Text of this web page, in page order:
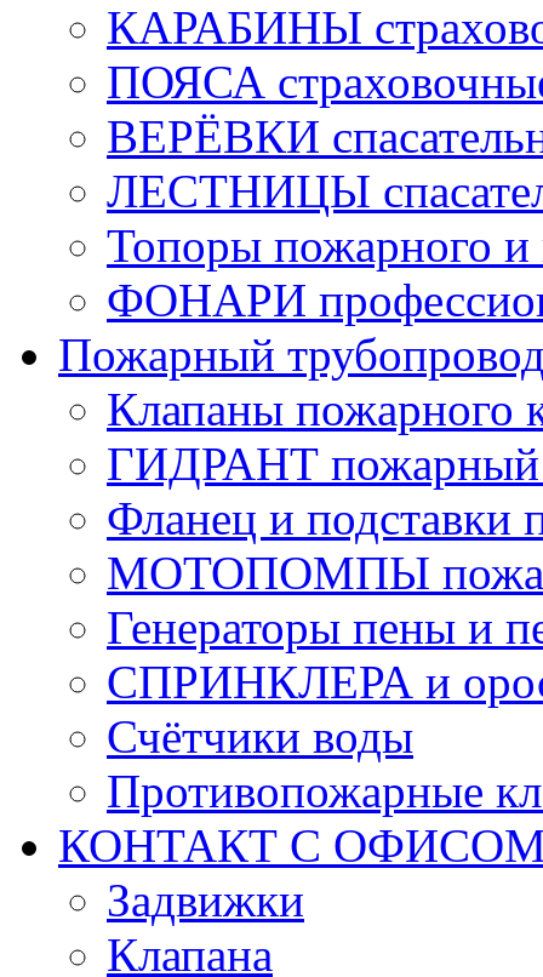
КАРАБИНЫ
ПОЯСА
ВЕРЁВКИ
ЛЕСТНИЦЫ
Топоры пожарного и
ФОНАРИ
Пожарный
Клапаны пожарного
ГИДРАНТ пожарный
Фланец и подставки
МОТОПОМПЫ
Генераторы пены и
СПРИНКЛЕРА и
Счётчики воды
Противопожарные
КОНТАКТ С ОФИСОМ
Задвижки
Клапана